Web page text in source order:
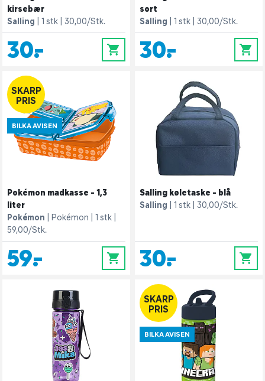
kirsebær
Salling
1 stk 30,00/Stk.
30,- 0
sort
Salling
1 stk 30,00/Stk.
30,- 0
SKARP
PRIS
BILKA AVISEN
Pokémon madkasse - 1,3
liter
Pokémon
Pokémon
1 stk
59,00/Stk.
59,- 0
Salling køletaske - blå
Salling
1 stk 30,00/Stk.
30,- 0
SKARP
PRIS
BILKA AVISEN